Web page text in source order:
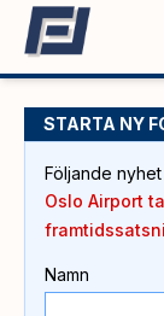
STARTA NY
Följande
Oslo Airport
Namn